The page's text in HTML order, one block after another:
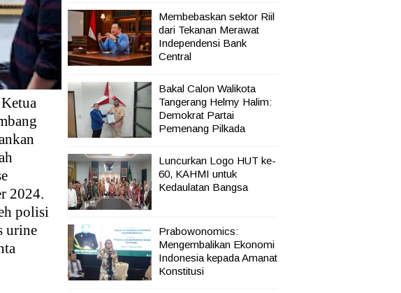
2024.
polisi
urine
Membebaskan sektor Riil
dari Tekanan Merawat
Independensi Bank
Central
Bakal Calon Walikota
Tangerang Helmy Halim:
Demokrat Partai
Pemenang Pilkada
Luncurkan Logo HUT ke-
60, KAHMI untuk
Kedaulatan Bangsa
Prabowonomics:
Mengembalikan Ekonomi
Indonesia kepada Amanat
Konstitusi